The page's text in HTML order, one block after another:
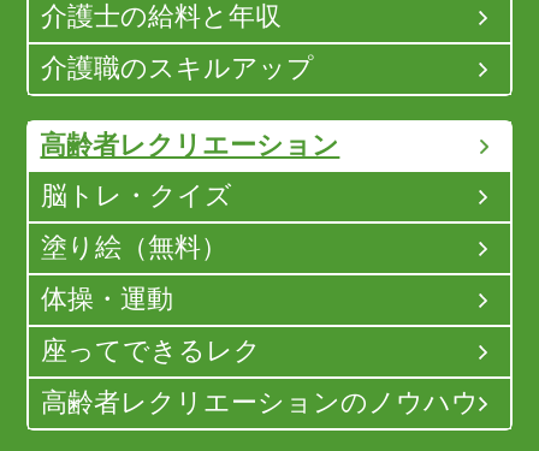
介護士の給料と年収
介護職のスキルアップ
高齢者レクリエーション
脳トレ・クイズ
塗り絵（無料）
体操・運動
座ってできるレク
高齢者レクリエーションのノウハウ